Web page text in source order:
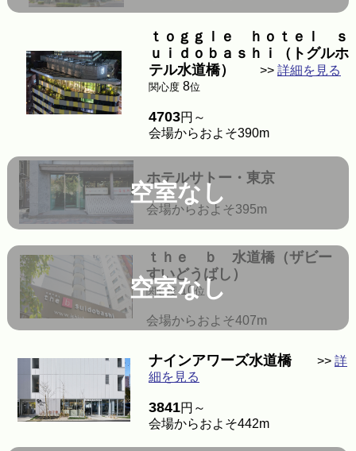
ｔｏｇｇｌｅ ｈｏｔｅｌ ｓ
ｕｉｄｏｂａｓｈｉ（トグルホ
テル水道橋）
>> 詳細を見る
関心度 8位
4703円～
会場からおよそ390m
空室なし
ホテルサトー・東京
会場からおよそ395m
空室なし
ｔｈｅ ｂ 水道橋（ザビー
すいどうばし）
関心度10位
会場からおよそ407m
ナインアワーズ水道橋>> 詳
細を見る
3841円～
会場からおよそ442m